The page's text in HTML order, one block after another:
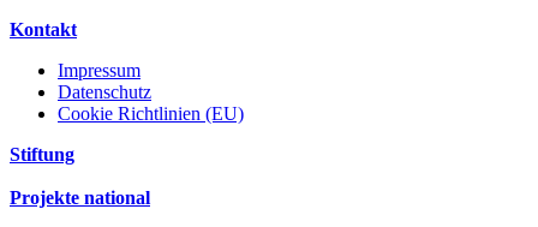
Kontakt
Impressum
Datenschutz
Cookie Richtlinien (EU)
Stiftung
Projekte national